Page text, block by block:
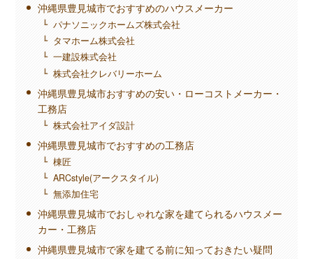
沖縄県豊見城市でおすすめのハウスメーカー
パナソニックホームズ株式会社
タマホーム株式会社
一建設株式会社
株式会社クレバリーホーム
沖縄県豊見城市おすすめの安い・ローコストメーカー・
工務店
株式会社アイダ設計
沖縄県豊見城市でおすすめの工務店
棟匠
ARCstyle(アークスタイル)
無添加住宅
沖縄県豊見城市でおしゃれな家を建てられるハウスメー
カー・工務店
沖縄県豊見城市で家を建てる前に知っておきたい疑問